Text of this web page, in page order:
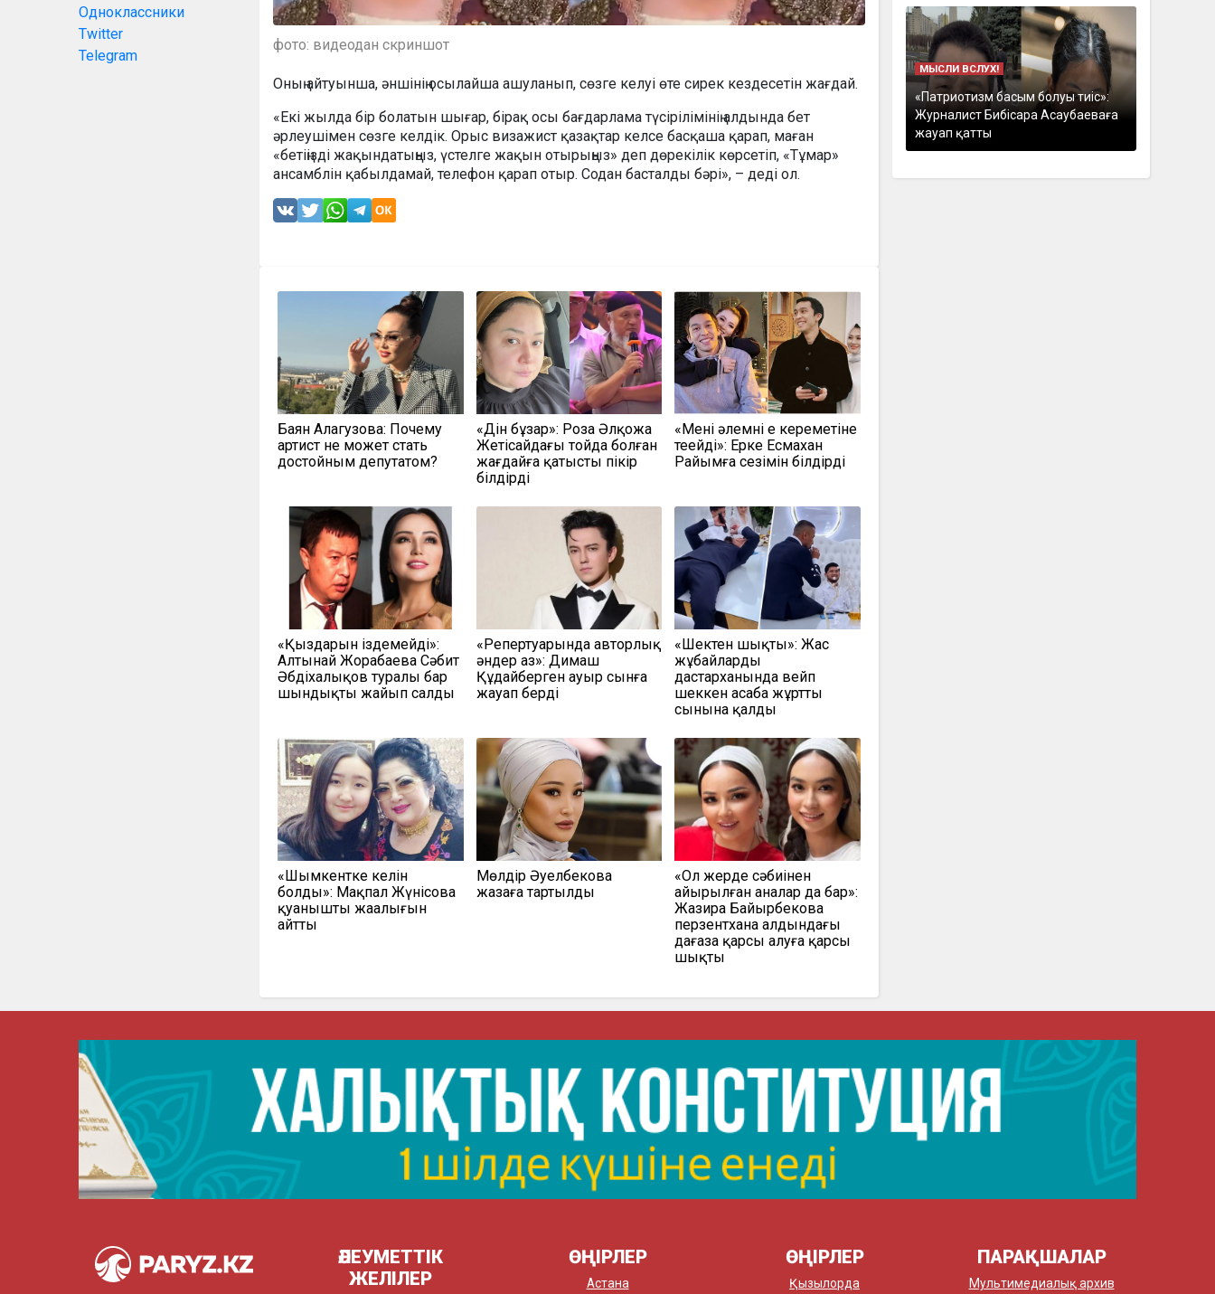
Одноклассники
Twitter
Telegram
фото: видеодан скриншот
Оның айтуынша, әншінің осылайша ашуланып, сөзге келуі өте сирек кездесетін жағдай.
«Екі жылда бір болатын шығар, бірақ осы бағдарлама түсірілімінің алдында бет
әрлеушімен сөзге келдік. Орыс визажист қазақтар келсе басқаша қарап, маған
«бетіңізді жақындатыңыз, үстелге жақын отырыңыз» деп дөрекілік көрсетіп, «Тұмар»
ансамблін қабылдамай, телефон қарап отыр. Содан басталды бәрі», – деді ол.
Баян Алагузова: Почему
артист не может стать
достойным депутатом?
«Дін бұзар»: Роза Әлқожа
Жетісайдағы тойда болған
жағдайға қатысты пікір
білдірді
«Мені әлемнің ең кереметіне
теңейді»: Ерке Есмахан
Райымға сезімін білдірді
«Қыздарын іздемейді»:
Алтынай Жорабаева Сәбит
Әбдіхалықов туралы бар
шындықты жайып салды
«Репертуарында авторлық
әндер аз»: Димаш
Құдайберген ауыр сынға
жауап берді
«Шектен шықты»: Жас
жұбайлардың
дастарханында вейп
шеккен асаба жұрттың
сынына қалды
«Шымкентке келін
болды»: Мақпал Жүнісова
қуанышты жаңалығын
айтты
Мөлдір Әуелбекова
жазаға тартылды
«Ол жерде сәбиінен
айырылған аналар да бар»:
Жазира Байырбекова
перзентхана алдындағы
даңғаза қарсы алуға қарсы
шықты
МЫСЛИ ВСЛУХ!
«Патриотизм басым болуы тиіс»:
Журналист Бибісара Асаубаеваға
жауап қатты
ӘЛЕУМЕТТІК
ЖЕЛІЛЕР
ӨҢІРЛЕР
Астана
ӨҢІРЛЕР
Қызылорда
ПАРАҚШАЛАР
Мультимедиалық архив